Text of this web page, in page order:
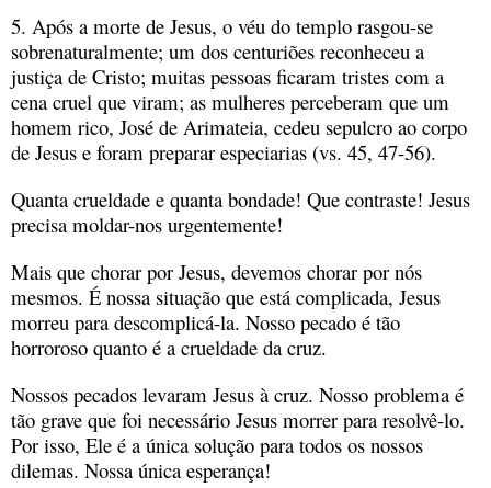
5. Após a morte de Jesus, o véu do templo rasgou-se
sobrenaturalmente; um dos centuriões reconheceu a
justiça de Cristo; muitas pessoas ficaram tristes com a
cena cruel que viram; as mulheres perceberam que um
homem rico, José de Arimateia, cedeu sepulcro ao corpo
de Jesus e foram preparar especiarias (vs. 45, 47-56).
Quanta crueldade e quanta bondade! Que contraste! Jesus
precisa moldar-nos urgentemente!
Mais que chorar por Jesus, devemos chorar por nós
mesmos. É nossa situação que está complicada, Jesus
morreu para descomplicá-la. Nosso pecado é tão
horroroso quanto é a crueldade da cruz.
Nossos pecados levaram Jesus à cruz. Nosso problema é
tão grave que foi necessário Jesus morrer para resolvê-lo.
Por isso, Ele é a única solução para todos os nossos
dilemas. Nossa única esperança!